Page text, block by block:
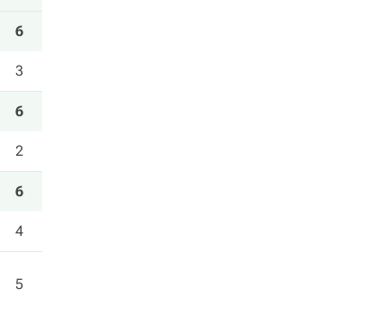
6
3
6
2
6
4
5